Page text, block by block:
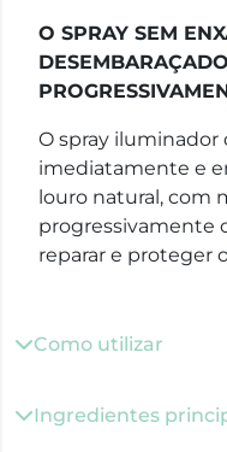
O SPRAY SEM
O spray iluminador
imediatamente e
louro natural, com
progressivamente
reparar e proteger
Como utilizar
Ingredientes